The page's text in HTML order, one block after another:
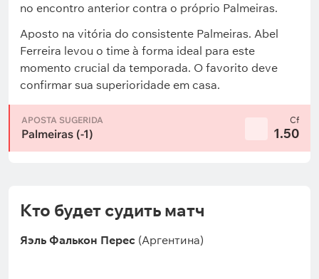
no encontro anterior contra o próprio Palmeiras.
Aposto na vitória do consistente Palmeiras. Abel
Ferreira levou o time à forma ideal para este
momento crucial da temporada. O favorito deve
confirmar sua superioridade em casa.
APOSTA SUGERIDA
Palmeiras (-1)
Cf
1.50
Кто будет судить матч
Яэль Фалькон Перес (Аргентина)